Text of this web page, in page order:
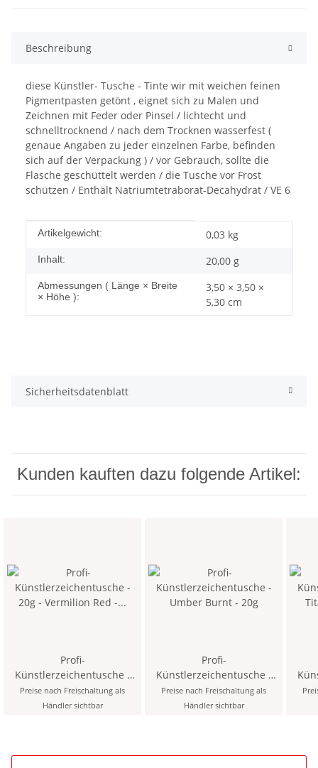
Beschreibung
diese Künstler- Tusche - Tinte wir mit weichen feinen
Pigmentpasten getönt , eignet sich zu Malen und
Zeichnen mit Feder oder Pinsel / lichtecht und
schnelltrocknend / nach dem Trocknen wasserfest (
genaue Angaben zu jeder einzelnen Farbe, befinden
sich auf der Verpackung ) / vor Gebrauch, sollte die
Flasche geschüttelt werden / die Tusche vor Frost
schützen / Enthält Natriumtetraborat-Decahydrat / VE 6
Produkteigenschaft
Wert
Artikelgewicht: 0,03 kg
Inhalt: 20,00 g
Abmessungen ( Länge × Breite
× Höhe ):
3,50 × 3,50 ×
5,30 cm
Sicherheitsdatenblatt
Kunden kauften dazu folgende Artikel:
Profi-
Künstlerzeichentusche -
20g - Vermilion Red - 20g
Preise nach Freischaltung als
Händler sichtbar
Profi-
Künstlerzeichentusche -
Umber Burnt - 20g
Preise nach Freischaltung als
Händler sichtbar